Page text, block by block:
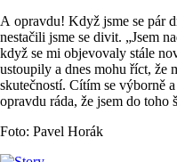
A opravdu! Když jsme se pár
nestačili jsme se divit. „Jsem
když se mi objevovaly stále
ustoupily a dnes mohu říct, že
skutečností. Cítím se výborně
opravdu ráda, že jsem do toho
Foto: Pavel Horák